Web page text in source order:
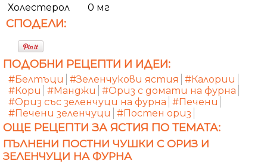
Холестерол
0 мг
СПОДЕЛИ:
ПОДОБНИ РЕЦЕПТИ И ИДЕИ:
#Белтъци #Зеленчукови ястия
#Калории
#Кори
#Манджи
#Ориз с домати на фурна
#Ориз със зеленчуци на фурна #Печени
#Печени зеленчуци
#Постен ориз
ОЩЕ РЕЦЕПТИ ЗА ЯСТИЯ ПО ТЕМАТА:
ПЪЛНЕНИ ПОСТНИ ЧУШКИ С ОРИЗ И
ЗЕЛЕНЧУЦИ НА ФУРНА